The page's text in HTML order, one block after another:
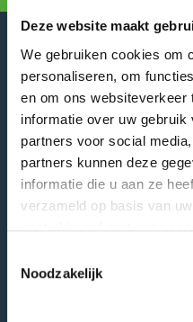
Deze website maakt
We gebruiken cookies om
personaliseren, om
en om ons websiteverkeer
informatie over uw
partners voor social
partners kunnen deze
informatie die u aan ze
verzameld op basis van
Noodzakelijk
GREEFA
4196
Chambre de